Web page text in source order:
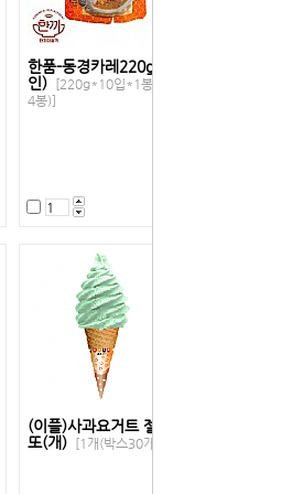
한품-동경카레220g(할
인)
[220g*10입*1봉(박스
4봉)]
(이플)사과요거트 젤라
또(개)
[1개(박스30개)]